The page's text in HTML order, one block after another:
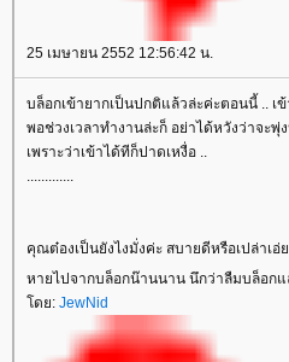
25 เมษายน 2552 12:56:42 น.
บล็อกเข้ายากเป็นปกติแล้วล่ะค่ะตอนนี้ .. เ
พอช่วงเวลาทำงานล่ะก็ อย่าได้หวังว่าจะ
เพราะว่าเข้าได้ทีก็ปาดเหงื่อ ..
.............
คุณต๋องเป็นยังไงมั่งค่ะ สบายดีหรือเปล่าเอ่
หายไปจากบล็อกน๊านนาน นึกว่าลืมบล็อกแ
ดย: JewNid